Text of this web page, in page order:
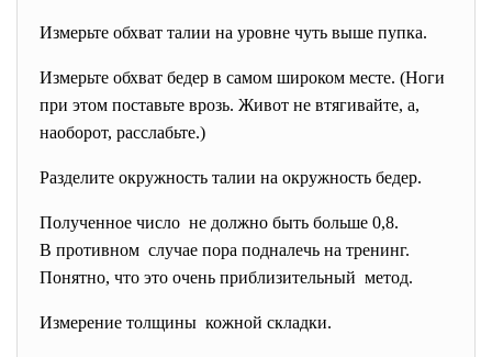
Измерьте обхват талии на уровне чуть выше пупка.
Измерьте обхват бедер в самом широком месте. (Ноги
при этом поставьте врозь. Живот не втягивайте, а,
наоборот, расслабьте.)
Разделите окружность талии на окружность бедер.
Полученное число не должно быть больше 0,8.
В противном случае пора подналечь на тренинг.
Понятно, что это очень приблизительный метод.
Измерение толщины кожной складки.